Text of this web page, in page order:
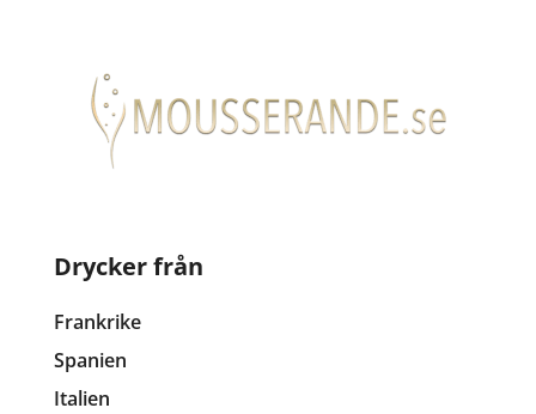
Drycker från
Frankrike
Spanien
Italien